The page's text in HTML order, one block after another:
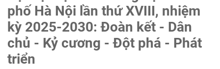
phố Hà Nội lần thứ XVIII, nhiệm
kỳ 2025-2030: Đoàn kết - Dân
chủ - Kỷ cương - Đột phá - Phát
triển